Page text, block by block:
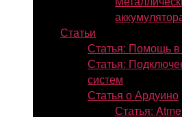
Статьи
Статья: Помощь
Статья:
систем
Статья о Ардуино
Статья: